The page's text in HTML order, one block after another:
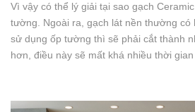
Vì vậy có thể lý giải tại sao gạch
tường. Ngoài ra, gạch lát nền thường
sử dụng ốp tường thì sẽ phải cắt thành
hơn, điều này sẽ mất khá nhiều thời